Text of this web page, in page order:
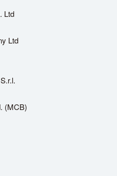
Ltd
Ltd
(MCB)